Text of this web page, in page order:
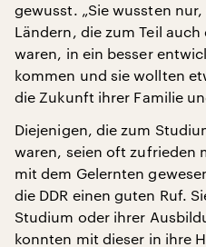
gewusst. „Sie wussten
Ländern, die zum Teil
waren, in ein besser
kommen und sie wollten
die Zukunft ihrer Familie
Diejenigen, die zum
waren, seien oft zufrieden
mit dem Gelernten
die DDR einen guten Ruf.
Studium oder ihrer
konnten mit dieser in ihre